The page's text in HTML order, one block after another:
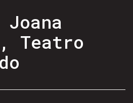
Teatro